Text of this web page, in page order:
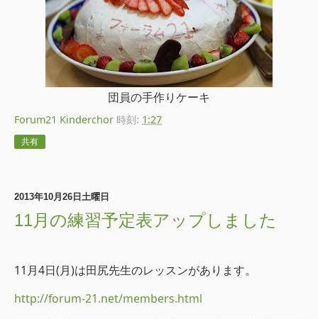
団員の手作りケーキ
Forum21 Kinderchor 時刻: 1:27
共有
2013年10月26日土曜日
11月の練習予定表アップしました
11月4日(月)は田尻先生のレッスンがあります。
http://forum-21.net/members.html